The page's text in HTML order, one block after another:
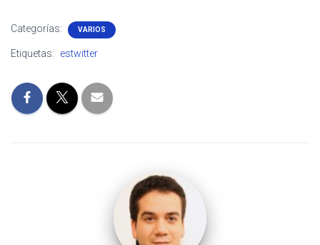
Categorías: VARIOS
Etiquetas: estwitter